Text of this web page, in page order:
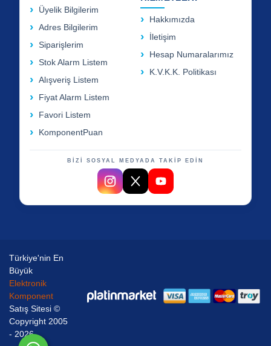
Üyelik Bilgilerim
Adres Bilgilerim
Siparişlerim
Stok Alarm Listem
Alışveriş Listem
Fiyat Alarm Listem
Favori Listem
KomponentPuan
Hakkımızda
İletişim
Hesap Numaralarımız
K.V.K.K. Politikası
BİZİ SOSYAL MEDYADA TAKİP EDİN
Türkiye'nin En
Büyük
Elektronik
Komponent
Satış Sitesi ©
Copyright 2005
- 2026